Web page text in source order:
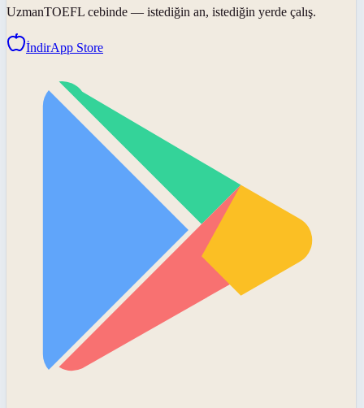
UzmanTOEFL cebinde — istediğin an, istediğin yerde çalış.
İndirApp Store